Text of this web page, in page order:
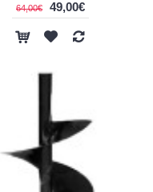
64,00€ 49,00€